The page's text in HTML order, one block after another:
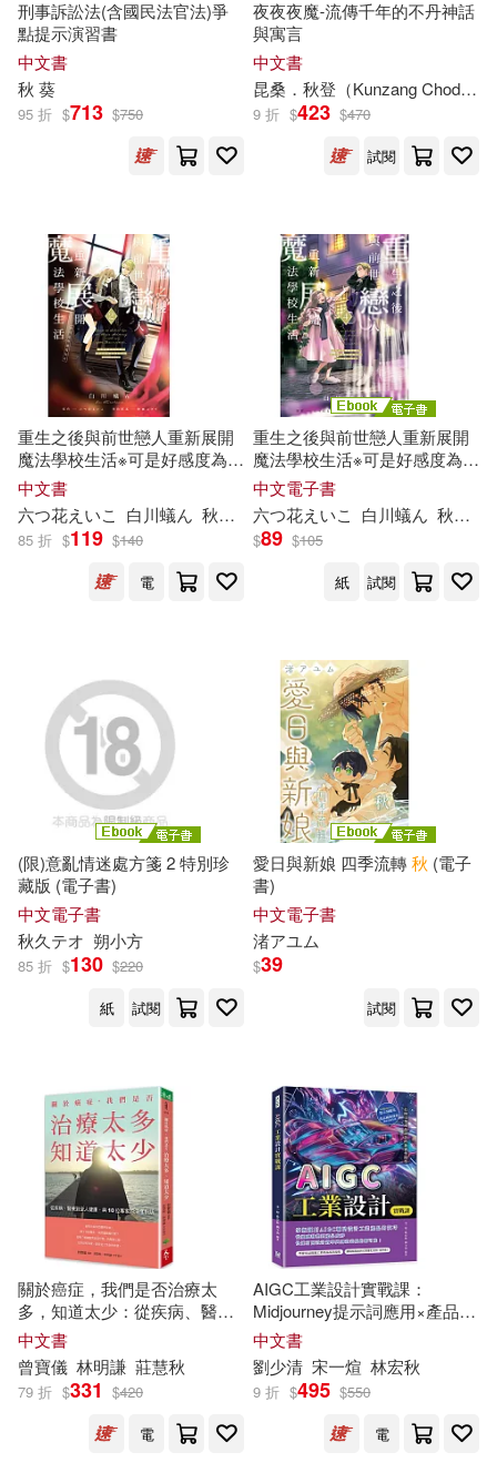
岑澎維(6)
本社編(6) 李宗侗 註譯(6)
李燕秋(6) 杜志建主編(6)
林建成(6)
毛慧(6) 王文華(6)
王洛夫(6) 田口囁一(6)
秋 (6) 秋宓(6)
秋尾(6) 秋山風三郎(6)
秋李子(6) 秋葉ちひろ(6)
秋蔵(6)
程硯秋(6) 艾明秋(6)
花登筐(6) 莊慧秋(6)
莊慧秋 等著(6) 葉日宏(6)
葉聖陶(6)
藤田千秋(6) 許桂秋(6)
趙炎秋(6) 郁秋(6)
金實秋(6) 鈴木次郎(6)
鈴鳴いちご(6) 錢理群(6)
石油工業出版社(21)
團結出版社(20)
海豚出版社(20)
百花文藝出版社(20)
雲南人民出版社(20)
上海書畫出版社(19)
上海科學技術文獻出版社(19)
光明日報出版社(19)
天地出版社(19)
經濟管理出版社(19)
貴州人民出版社(19)
雅書堂(19) MTEX(18)
中國青年出版社(18)
四川文藝出版社(18)
文匯出版社(18) 秀威資訊(18)
Ingram(17)
上海外語教育出版社(17)
中國文聯出版社(17)
二十一世紀出版社(17)
北京出版社(17)
刑事訴訟法(含國民法官法)爭
點提示演習書
中文書
秋 葵
95 折 $713 $750
夜夜夜魔-流傳千年的不丹神話
與寓言
中文書
昆桑． 秋登（Kunzang Choden）
9 折 $423 $470
試閱
重生之後與前世戀人重新展開
魔法學校生活※可是好感度為0
2
中文書
六つ花えいこ
白川蟻ん 秋鹿ユギリ 杜信彰
85 折 $119 $140
電
重生之後與前世戀人重新展開
魔法學校生活※可是好感度為0
(4) (電子書)
中文電子書
六つ花えいこ
白川蟻ん 秋鹿ユ
$89 $105
紙
試閱
(限)意亂情迷處方箋 2 特別珍
藏版 (電子書)
中文電子書
秋久テオ 朔小方
85 折 $130 $220
紙
試閱
愛日與新娘 四季流轉秋 (電子
書)
中文電子書
渚アユム
$39
試閱
關於癌症，我們是否治療太
多，知道太少：從疾病、醫療
到全人健康，與10位專家的深
度對話
中文書
曾寶儀 林明謙 莊慧秋
79 折 $331 $420
電
AIGC工業設計實戰課：
Midjourney提示詞應用×產品風
格探索×造型方案生成，打開工
業產品設計的新實作路徑
中文書
劉少清 宋一煊 林宏秋
9 折 $495 $550
電